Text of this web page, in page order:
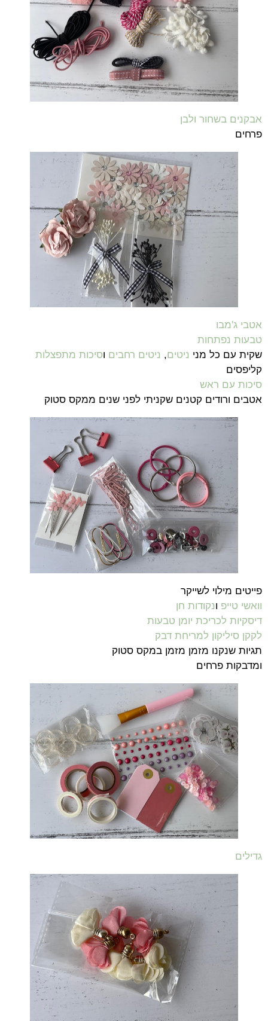
אבקנים בשחור ולבן
פרחים
אטבי ג'מבו
טבעות נפתחות
שקית עם כל מני ניטים, ניטים רחבים וסיכות מתפצלות
קליפסים
סיכות עם ראש
אטבים ורודים קטנים שקניתי לפני שנים ממקס סטוק
פייטים מילוי לשייקר
וואשי טייפ ונקודות חן
דיסקיות לכריכת יומן טבעות
לקקן סיליקון למריחת דבק
תגיות שנקנו מזמן מזמן במקס סטוק
ומדבקות פרחים
גדילים